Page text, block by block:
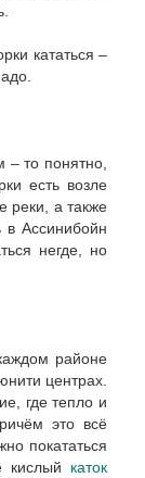
кататься –
– то понятно,
есть возле
реки, а также
в Ассинибойн
негде, но
районе
центрах.
где тепло и
это всё
покататься
кислый каток